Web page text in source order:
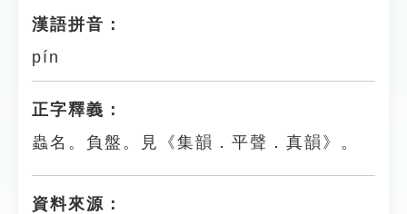
漢語拼音：
pín
正字釋義：
蟲名。負盤。見《集韻．平聲．真韻》。
資料來源：